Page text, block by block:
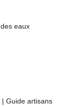
eaux
Guide artisans